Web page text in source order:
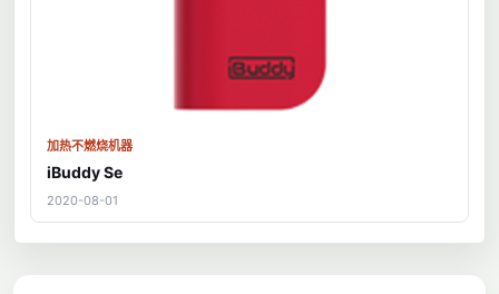
加热不燃烧机器
iBuddy Se
2020-08-01